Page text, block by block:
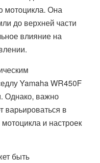
мотоцикла. Она
до верхней части
влияние на
Yamaha WR450F
Однако, важно
варьироваться в
и настроек
быть